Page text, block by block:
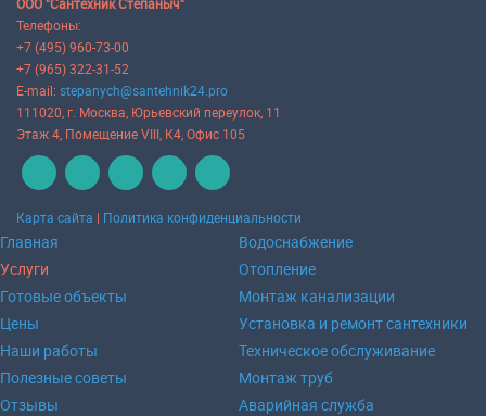
Телефоны:
+7 (495) 960-73-00
+7 (965) 322-31-52
E-mail: stepanych@santehnik24.pro
111020 , г. Москва Юрьевский переулок, 11
Этаж 4, Помещение VIII, К4, Офис 105
Карта сайта | Политика конфиденциальности
Главная
Услуги
Готовые объекты
Цены
Наши работы
Полезные советы
Отзывы
Водоснабжение
Отопление
Монтаж канализации
Установка и ремонт сантехники
Техническое обслуживание
Монтаж труб
Аварийная служба